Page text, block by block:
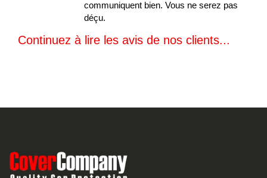
communiquent bien. Vous ne serez pas
déçu.
Continuez à lire les avis de nos clients...